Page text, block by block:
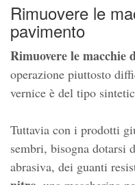
Rimuovere le
pavimento
Rimuovere le macchie
operazione piuttosto
vernice è del tipo
Tuttavia con i prodotti
sembri, bisogna dotarsi
abrasiva, dei guanti